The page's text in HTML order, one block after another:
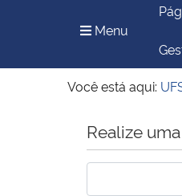
Ministério do Meio
Menu
Você está aqui:
Início do conteúdo
Realize